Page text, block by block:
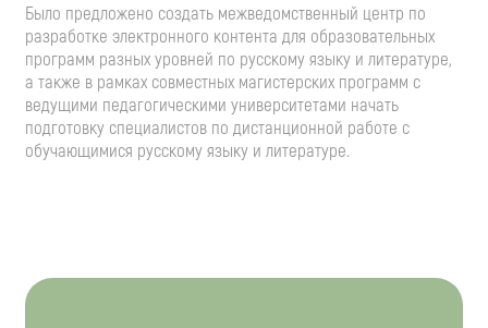
Было предложено создать межведомственный центр по
разработке электронного контента для образовательных
программ разных уровней по русскому языку и литературе,
а также в рамках совместных магистерских программ с
ведущими педагогическими университетами начать
подготовку специалистов по дистанционной работе с
обучающимися русскому языку и литературе.